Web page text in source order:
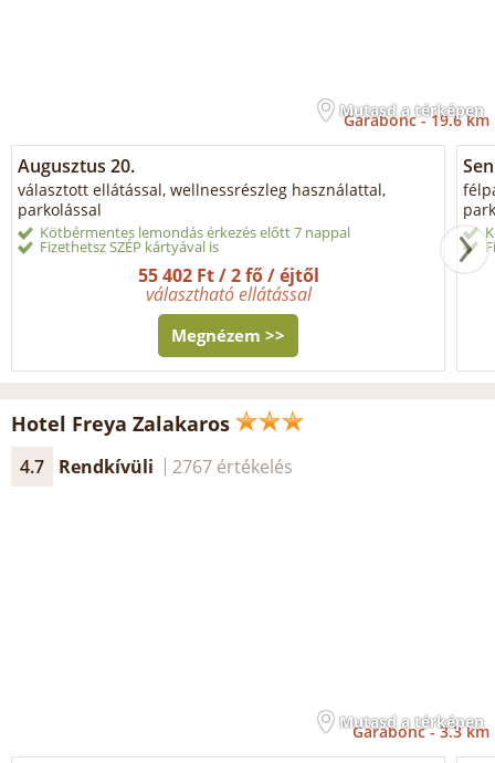
Mutasd a térképen
Garabonc -19.6 km
Augusztus 20.
választott ellátással, wellnessrészleg használattal,
parkolással
Kötbérmentes lemondás érkezés előtt 7 nappal
Fizethetsz SZÉP kártyával is
55 402 Ft / 2 fő / éjtől
választható ellátással
Megnézem >>
Hotel Freya Zalakaros
4.7 Rendkívüli 2767 értékelés
Mutasd a térképen
Garabonc -3.3 km